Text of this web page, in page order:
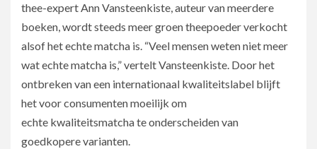
thee-expert Ann Vansteenkiste, auteur van meerdere
boeken, wordt steeds meer groen theepoeder verkocht
alsof het echte matcha is. “Veel mensen weten niet meer
wat echte matcha is,” vertelt Vansteenkiste. Door het
ontbreken van een internationaal kwaliteitslabel blijft
het voor consumenten moeilijk om
echte kwaliteitsmatcha te onderscheiden van
goedkopere varianten.